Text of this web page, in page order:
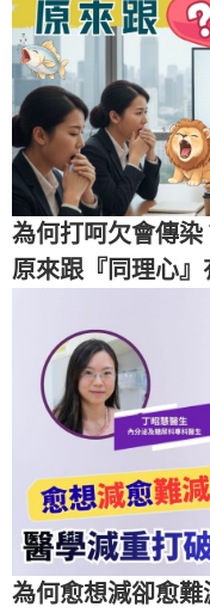
為何打呵欠會傳染
原來跟『同理心』
為何愈想減卻愈